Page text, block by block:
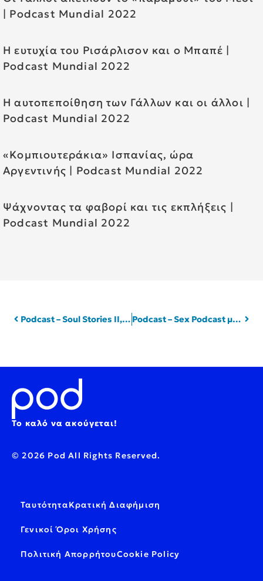
| Podcast Mundial 2022
H ευτυχία του Ρισάρλισον και ο Μπαπέ |
Podcast Mundial 2022
H αυτοπεποίθηση των Γάλλων και οι άλλοι |
Podcast Mundial 2022
«Κομπιουτεράκια» Ισπανίας, ώρα
Αργεντινής | Podcast Mundial 2022
Ψάχνοντας τα φαβορί και τις εκπλήξεις |
Podcast Mundial 2022
Podcast – Soul Stories II, Άλεξ Κάβδας – Κάλλη Αλεβίζου | Pod.gr Podcast – Sex Podcast με την Άντρη Κωνσταντίνου | Pod.gr
Το καλό να ακούγεται!
© 2026 Pod All Rights Reserved.
ΤαυτότηταΚρατική Διαφήμιση
Γενικοί Όροι Χρήσης
Πολιτική ΑπορρήτουCookie Policy